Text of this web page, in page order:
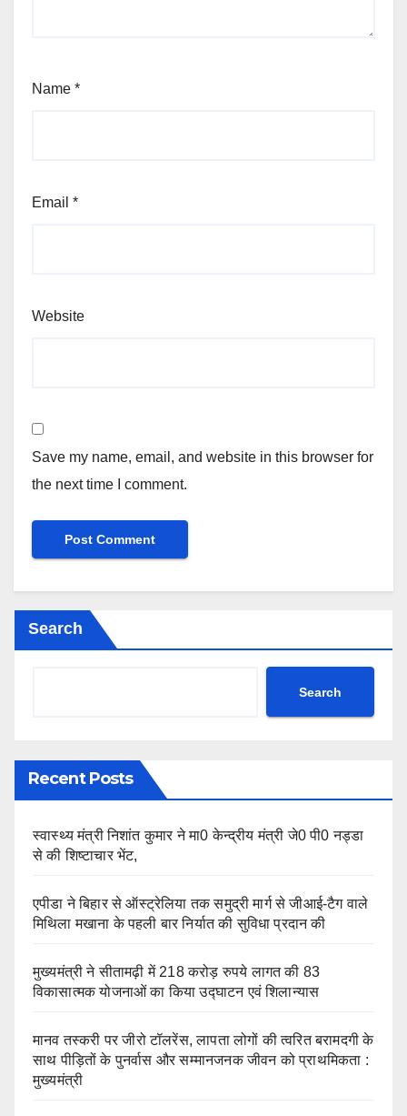
Name *
Email *
Website
Save my name, email, and website in this browser for
the next time I comment.
Search
Search
Recent Posts
स्वास्थ्य मंत्री निशांत कुमार ने मा0 केन्द्रीय मंत्री जे0 पी0 नड्डा
से की शिष्टाचार भेंट,
एपीडा ने बिहार से ऑस्ट्रेलिया तक समुद्री मार्ग से जीआई-टैग वाले
मिथिला मखाना के पहली बार निर्यात की सुविधा प्रदान की
मुख्यमंत्री ने सीतामढ़ी में 218 करोड़ रुपये लागत की 83
विकासात्मक योजनाओं का किया उद्घाटन एवं शिलान्यास
मानव तस्करी पर जीरो टॉलरेंस, लापता लोगों की त्वरित बरामदगी के
साथ पीड़ितों के पुनर्वास और सम्मानजनक जीवन को प्राथमिकता :
मुख्यमंत्री